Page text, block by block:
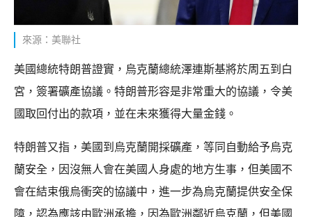
來源：美聯社
美國總統特朗普證實，烏克蘭總統澤連斯基將於周五到白
宮，簽署礦產協議。特朗普形容是非常重大的協議，令美
國取回付出的款項，並在未來獲得大量金錢。
特朗普又指，美國到烏克蘭開採礦產，等同自動給予烏克
蘭安全，因沒無人會在美國人身處的地方生事，但美國不
會在結束俄烏衝突的協議中，進一步為烏克蘭提供安全保
障，認為應該由歐洲承擔，因為歐洲鄰近烏克蘭，但美國